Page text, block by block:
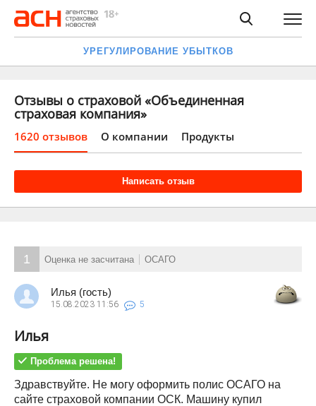
УРЕГУЛИРОВАНИЕ УБЫТКОВ
Отзывы о страховой «Объединенная
страховая компания»
1620 отзывов О компании Продукты
Написать отзыв
1 Оценка не засчитана ОСАГО
Илья (гость)
15.08.2023 11:56 5
Илья
Проблема решена!
Здравствуйте. Не могу оформить полис ОСАГО на
сайте страховой компании ОСК. Машину купил